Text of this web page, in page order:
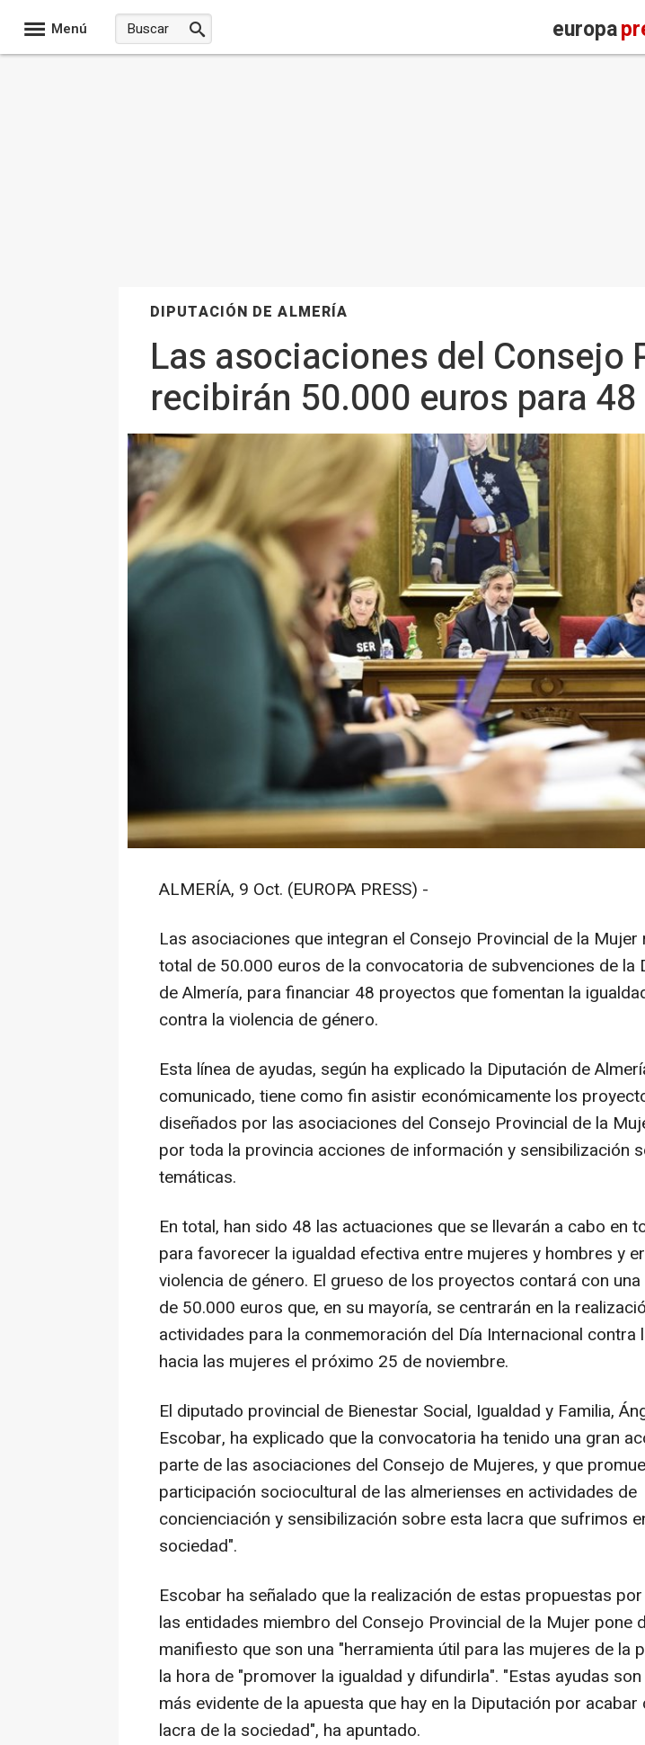
Menú europa
DIPUTACIÓN DE ALMERÍA
Las asociaciones del Consejo
recibirán 50.000 euros para
ALMERÍA, 9 Oct. (EUROPA PRESS) -
Las asociaciones que integran el Consejo Provincial de la Mujer
total de 50.000 euros de la convocatoria de subvenciones de la
de Almería, para financiar 48 proyectos que fomentan la
contra la violencia de género.
Esta línea de ayudas, según ha explicado la Diputación de
comunicado, tiene como fin asistir económicamente los
diseñados por las asociaciones del Consejo Provincial de la
por toda la provincia acciones de información y sensibilización
temáticas.
En total, han sido 48 las actuaciones que se llevarán a cabo en
para favorecer la igualdad efectiva entre mujeres y hombres y
violencia de género. El grueso de los proyectos contará con
de 50.000 euros que, en su mayoría, se centrarán en la
actividades para la conmemoración del Día Internacional contra
hacia las mujeres el próximo 25 de noviembre.
El diputado provincial de Bienestar Social, Igualdad y Familia,
Escobar, ha explicado que la convocatoria ha tenido una gran
parte de las asociaciones del Consejo de Mujeres, y que
participación sociocultural de las almerienses en actividades de
concienciación y sensibilización sobre esta lacra que sufrimos
sociedad".
Escobar ha señalado que la realización de estas propuestas
las entidades miembro del Consejo Provincial de la Mujer pone
manifiesto que son una "herramienta útil para las mujeres de la
la hora de "promover la igualdad y difundirla". "Estas ayudas
más evidente de la apuesta que hay en la Diputación por acabar
lacra de la sociedad", ha apuntado.